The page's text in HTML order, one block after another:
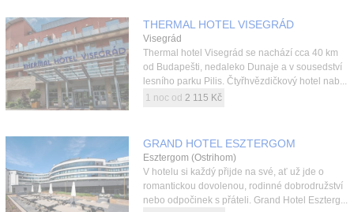
THERMAL HOTEL VISEGRÁD
Visegrád
Thermal hotel Visegrád se nachází cca 40 km
od Budapešti, nedaleko Dunaje a v sousedství
lesního parku Pilis. Čtyřhvězdičkový hotel nab...
1 noc od 2 115 Kč
GRAND HOTEL ESZTERGOM
Esztergom (Ostrihom)
V hotelu si každý přijde na své, ať už jde o
romantickou dovolenou, rodinné dobrodružství
nebo odpočinek s přáteli. Grand Hotel Eszterg...